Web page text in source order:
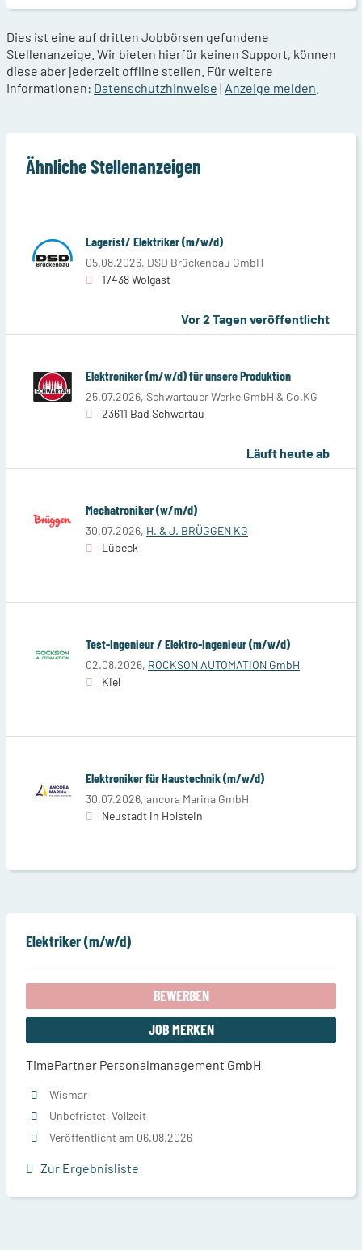
Dies ist eine auf dritten Jobbörsen gefundene
Stellenanzeige. Wir bieten hierfür keinen Support, können
diese aber jederzeit offline stellen. Für weitere
Informationen: Datenschutzhinweise | Anzeige melden
Ähnliche Stellenanzeigen
Lagerist/ Elektriker (m/w/d)
05.08.2026, DSD Brückenbau GmbH
17438 Wolgast
Vor 2 Tagen veröffentlicht
Elektroniker (m/w/d) für unsere Produktion
25.07.2026, Schwartauer Werke GmbH & Co.KG
23611 Bad Schwartau
Läuft heute ab
Mechatroniker (w/m/d)
30.07.2026, H. & J. BRÜGGEN KG
Lübeck
Test-Ingenieur / Elektro-Ingenieur (m/w/d)
02.08.2026, ROCKSON AUTOMATION GmbH
Kiel
Elektroniker für Haustechnik (m/w/d)
30.07.2026, ancora Marina GmbH
Neustadt in Holstein
Elektriker (m/w/d)
BEWERBEN
JOB MERKEN
TimePartner Personalmanagement GmbH
Wismar
Unbefristet, Vollzeit
Veröffentlicht am 06.08.2026
Zur Ergebnisliste